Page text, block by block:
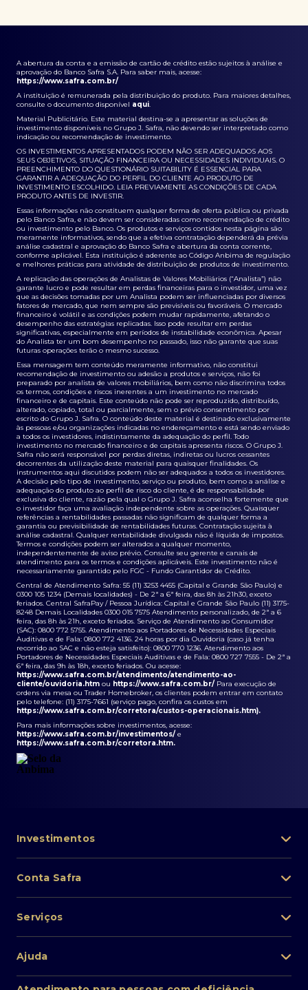
A abertura da conta e a emissão de cartão de crédito estão sujeitos à análise e
aprovação do Banco Safra S.A. Para saber mais, acesse:
https://www.safra.com.br/
A instituição é remunerada pela distribuição do produto. Para maiores detalhes,
consulte o documento disponível aqui.
Material Publicitário. Este material destina-se a apresentar as soluções de
investimento disponíveis no Grupo J. Safra, não devendo ser interpretado como
indicação ou recomendação de investimento.
OS INVESTIMENTOS APRESENTADOS PODEM NÃO SER ADEQUADOS AOS
SEUS OBJETIVOS, SITUAÇÃO FINANCEIRA OU NECESSIDADES INDIVIDUAIS. O
PREENCHIMENTO DO QUESTIONÁRIO SUITABILITY É ESSENCIAL PARA
GARANTIR A ADEQUAÇÃO DO PERFIL DO CLIENTE AO PRODUTO DE
INVESTIMENTO ESCOLHIDO. LEIA PREVIAMENTE AS CONDIÇÕES DE CADA
PRODUTO ANTES DE INVESTIR.
Essas informações não constituem qualquer forma de oferta pública ou privada
pelo Banco Safra, e não devem ser consideradas como recomendação de crédito
ou investimento pelo Banco. Os produtos e serviços contidos nesta página são
meramente informativos, sendo que a efetiva contratação dependerá da prévia
análise cadastral e aprovação do Banco Safra e abertura da conta corrente,
conforme aplicável. Esta instituição é aderente ao Código Anbima de regulação
e melhores práticas para atividade de distribuição de produtos de investimento.
A replicação das operações de Analistas de Valores Mobiliários (“Analista”) não
garante lucro e pode resultar em perdas financeiras para o investidor, uma vez
que as decisões tomadas por um Analista podem ser influenciadas por diversos
fatores de mercado, que nem sempre são previsíveis ou favoráveis. O mercado
financeiro é volátil e as condições podem mudar rapidamente, afetando o
desempenho das estratégias replicadas. Isso pode resultar em perdas
significativas, especialmente em períodos de instabilidade econômica. Apesar
do Analista ter um bom desempenho no passado, isso não garante que suas
futuras operações terão o mesmo sucesso.
Essa mensagem tem conteúdo meramente informativo, não constitui
recomendação de investimento ou adesão a produtos e serviços, não foi
preparado por analista de valores mobiliários, bem como não discrimina todos
os termos, condições e riscos inerentes a um investimento no mercado
financeiro e de capitais. Este conteúdo não pode ser reproduzido, distribuído,
alterado, copiado, total ou parcialmente, sem o prévio consentimento por
escrito do Grupo J. Safra. O conteúdo deste material é destinado exclusivamente
às pessoas e/ou organizações indicadas no endereçamento e está sendo enviado
a todos os investidores, indistintamente da adequação do perfil. Todo
investimento no mercado financeiro e de capitais apresenta riscos. O Grupo J.
Safra não será responsável por perdas diretas, indiretas ou lucros cessantes
decorrentes da utilização deste material para quaisquer finalidades. Os
instrumentos aqui discutidos podem não ser adequados a todos os investidores.
A decisão pelo tipo de investimento, serviço ou produto, bem como a análise e
adequação do produto ao perfil de risco do cliente, é de responsabilidade
exclusiva do cliente, razão pela qual o Grupo J. Safra aconselha fortemente que
o investidor faça uma avaliação independente sobre as operações. Quaisquer
referências a rentabilidades passadas não significam de qualquer forma a
garantia ou previsibilidade de rentabilidades futuras. Contratação sujeita à
análise cadastral. Qualquer rentabilidade divulgada não é líquida de impostos.
Termos e condições podem ser alterados a qualquer momento,
independentemente de aviso prévio. Consulte seu gerente e canais de
atendimento para os termos e condições aplicáveis. Este investimento não é
necessariamente garantido pelo FGC - Fundo Garantidor de Crédito.
Central de Atendimento Safra: 55 (11) 3253 4455 (Capital e Grande São Paulo) e
0300 105 1234 (Demais localidades) - De 2ª a 6ª feira, das 8h às 21h30, exceto
feriados. Central SafraPay / Pessoa Jurídica: Capital e Grande São Paulo (11) 3175-
8248 Demais Localidades 0300 015 7575 Atendimento personalizado, de 2ª a 6
feira, das 8h às 21h, exceto feriados. Serviço de Atendimento ao Consumidor
(SAC): 0800 772 5755. Atendimento aos Portadores de Necessidades Especiais
Auditivas e de Fala: 0800 772 4136. 24 horas por dia Ouvidoria (caso já tenha
recorrido ao SAC e não esteja satisfeito): 0800 770 1236. Atendimento aos
Portadores de Necessidades Especiais Auditivas e de Fala: 0800 727 7555 - De 2ª a
6ª feira, das 9h às 18h, exceto feriados. Ou acesse:
https://www.safra.com.br/atendimento/atendimento-ao-
cliente/ouvidoria.htm ou https://www.safra.com.br/ Para execução de
ordens via mesa ou Trader Homebroker, os clientes podem entrar em contato
pelo telefone: (11) 3175-7661 (serviço pago, confira os custos em
https://www.safra.com.br/corretora/custos-operacionais.htm).
Para mais informações sobre investimentos, acesse:
https://www.safra.com.br/investimentos/ e
https://www.safra.com.br/corretora.htm.
Investimentos
Lista de fundos de investimento
Private Banking
Renda fixa
Conta Safra
Pessoa Física
Cartões
Empréstimos e financiamentos
Serviços
Perda/roubo de celular
Ajuda
Atendimento ao cliente